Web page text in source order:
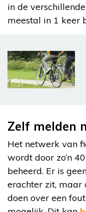
in de
meestal in 1 keer
Zelf melden
Het netwerk van
wordt door zo’n
beheerd. Er is
erachter zit,
doen over een